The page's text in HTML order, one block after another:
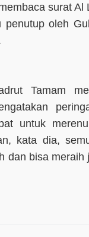
surat Al
penutup oleh
Tamam
untuk
kata dia,
dan bisa